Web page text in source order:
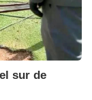
sur de